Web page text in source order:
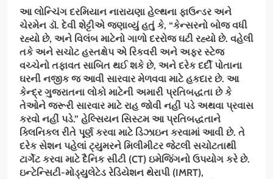
આ લોન્ચિંગ દરમિયાન નારાયણા હેલ્થના ફાઉન્ડર અને
ચેરમેન ડૉ. દેવી શેટ્ટીએ જણાવ્યું હતું કે, “કેન્સરનો બોજ વધી
રહ્યો છે, અને વિલંબ માટેનો ગાળો દરરોજ ઘટી રહ્યો છે. વહેલી
તકે અને સચોટ હસ્તક્ષેપ એ રિકવરી અને અફર સ્ટેજ
વચ્ચેનો તફાવત સાબિત થઈ શકે છે, અને દરેક દર્દી પોતાના
ઘરની નજીક જ આવી સારવાર મેળવવા માટે હકદાર છે. આ
કેન્દ્ર ગુજરાતના લોકો માટેની અમારી પ્રતિબદ્ધતા છે કે
તેઓને જરૂરી સારવાર માટે રાહ જોવી નહીં પડે અથવા પ્રવાસ
કરવો નહીં પડે.” હેલ્સિયન સિસ્ટમ આ પ્રતિબદ્ધતાને
ક્લિનિકલ રીતે પૂર્ણ કરવા માટે ડિઝાઇન કરવામાં આવી છે. તે
દરેક સેશન પહેલાં ટ્યુમરને મિલીમીટર જેટલી સચોટતાથી
ટાર્ગેટ કરવા માટે દૈનિક સીટી (CT) ઇમેજિંગનો ઉપયોગ કરે છે.
ઇન્ટેન્સિટી-મોડ્યુલેટેડ રેડિયેશન થેરાપી (IMRT),